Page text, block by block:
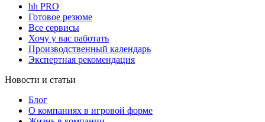
hh PRO
Готовое резюме
Все сервисы
Хочу у вас работать
Производственный календарь
Экспертная рекомендация
Новости и статьи
Блог
О компаниях в игровой форме